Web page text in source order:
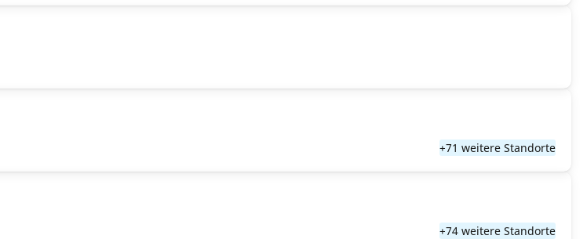
+71 weitere Standorte
+74 weitere Standorte